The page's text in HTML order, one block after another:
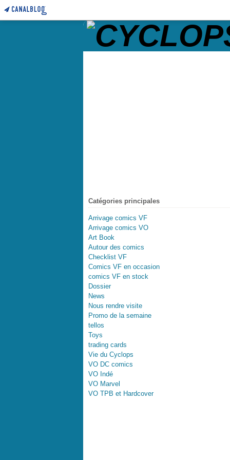
Catégories principales
Arrivage comics VF
Arrivage comics VO
Art Book
Autour des comics
Checklist VF
Comics VF en occasion
comics VF en stock
Dossier
News
Nous rendre visite
Promo de la semaine
tellos
Toys
trading cards
Vie du Cyclops
VO DC comics
VO Indé
VO Marvel
VO TPB et Hardcover